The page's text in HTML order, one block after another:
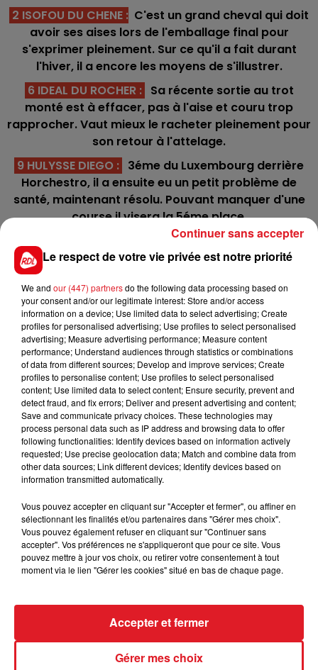
2 ISOFOU DU CHENE : C'est un grand cheval qui doit
avoir ses aises lors de l'emballage final pour
s'exprimer pleinement. Sur ce qu'il a fait durant
l'hiver, il a encore les moyens de s'illustrer.
6 IDEAL DU ROCHER : Sa récente sortie au trot
monté est à effacer, pas à l'aise et couru trop
rapprocher. Vaut mieux le racheter pleinement pour
son retour à l'attelage.
9 HULYSSE DIEGO : 3éme du Luxembourg derrière
Horchestro, il a ensuite eu un petit problème de
santé, maintenant résolu. Pouvant manquer d'une
course il visera la 5éme place.
: Il vient de refaire surface sur plus court,
certainement sa meilleure distance. En pleine saison
de monte, le fait de revenir en course ne peut que
lui faire du bien.
***********
En direct des pistes :
Vincennes (R1) 14h30 : 411 TRIGELUS: Aprés un très
bon début de carrière en Belgique, nous allons lui
donner son premier parcours en France pour tester
son véritable niveau. E.Raffin nous le prend. Hate de
voir ce qu'il vaut dans un tel lot.
FILS D'ACTUS
Le respect de votre vie privée est notre priorité
We and our (447) partnersdo the following data processing based on
your consent and/or our legitimate interest: Store and/or access
information on a device; Use limited data to select advertising; Create
profiles for personalised advertising; Use profiles to select personalised
advertising; Measure advertising performance; Measure content
performance; Understand audiences through statistics or combinations
of data from different sources; Develop and improve services; Create
profiles to personalise content; Use profiles to select personalised
content; Use limited data to select content; Ensure security, prevent and
detect fraud, and fix errors; Deliver and present advertising and content;
Save and communicate privacy choices. These technologies may
process personal data such as IP address and browsing data to offer
following functionalities: Identify devices based on information actively
requested; Use precise geolocation data; Match and combine data from
other data sources; Link different devices; Identify devices based on
information transmitted automatically.
Vous pouvez accepter en cliquant sur "Accepter et fermer", ou affiner en
sélectionnant les finalités et/ou partenaires dans "Gérer mes choix".
Vous pouvez également refuser en cliquant sur "Continuer sans
accepter". Vos préférences ne s'appliqueront que pour ce site. Vous
pouvez mettre à jour vos choix, ou retirer votre consentement à tout
moment via le lien "Gérer les cookies" situé en bas de chaque page.
Gérer mes choix
Accepter et fermer
Continuer sans accepter